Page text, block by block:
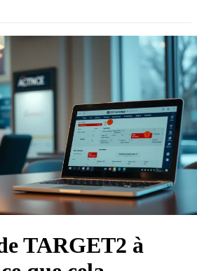
TARGET2 à